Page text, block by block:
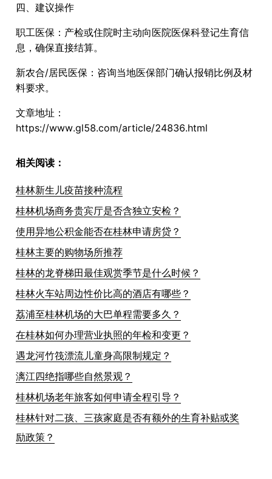
四、建议操作
职工医保：产检或住院时主动向医院医保科登记生育信
息，确保直接结算。
新农合/居民医保：咨询当地医保部门确认报销比例及材
料要求。
文章地址：
https://www.gl58.com/article/24836.html
相关阅读：
桂林新生儿疫苗接种流程
桂林机场商务贵宾厅是否含独立安检？
使用异地公积金能否在桂林申请房贷？
桂林主要的购物场所推荐
桂林的龙脊梯田最佳观赏季节是什么时候？
桂林火车站周边性价比高的酒店有哪些？
荔浦至桂林机场的大巴单程需要多久？
在桂林如何办理营业执照的年检和变更？
遇龙河竹筏漂流儿童身高限制规定？
漓江四绝指哪些自然景观？
桂林机场老年旅客如何申请全程引导？‌
桂林针对二孩、三孩家庭是否有额外的生育补贴或奖
励政策？